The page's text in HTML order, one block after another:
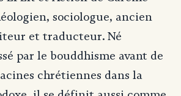
sociologue, ancien
et traducteur. Né
par le bouddhisme avant de
chrétiennes dans la